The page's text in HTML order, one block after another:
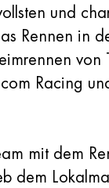
und
Rennen in
von
Racing
mit dem
dem